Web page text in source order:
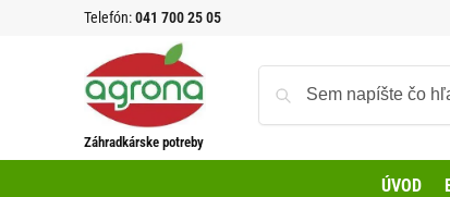
Telefón:041 700 25 05
Záhradkárske potreby
ÚVOD